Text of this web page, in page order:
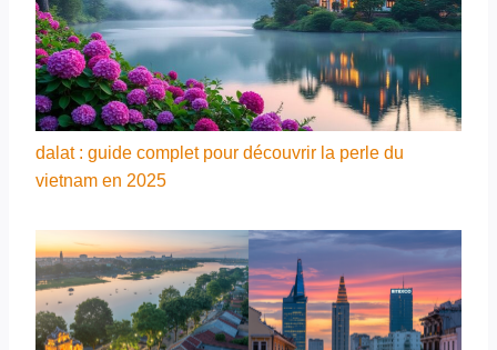
dalat : guide complet pour découvrir la perle du
vietnam en 2025